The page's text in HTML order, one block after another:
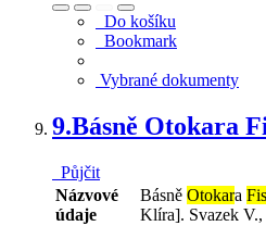
Do košíku
Bookmark
Vybrané dokumenty
9.Básně Otokara
Půjčit
Názvové
údaje
Básně Otokara
Klíra]. Svazek